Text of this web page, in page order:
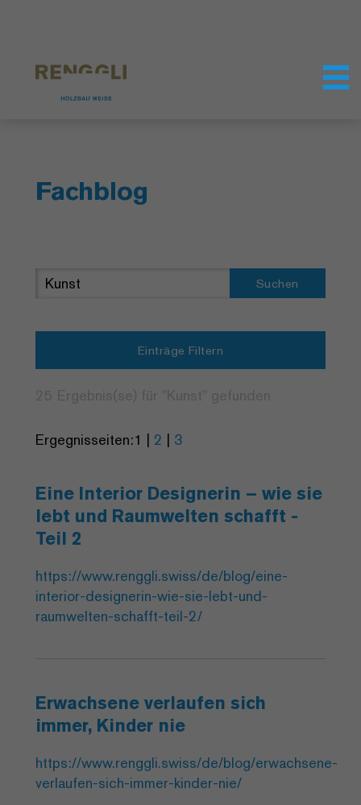
Fachblog
Suchen
Einträge Filtern
Ergegnisseiten:1 | 2 | 3
Eine Interior Designerin – wie sie
lebt und Raumwelten schafft -
Teil 2
https://www.renggli.swiss/de/blog/eine-
interior-designerin-wie-sie-lebt-und-
raumwelten-schafft-teil-2/
Erwachsene verlaufen sich
immer, Kinder nie
https://www.renggli.swiss/de/blog/erwachsene-
verlaufen-sich-immer-kinder-nie/